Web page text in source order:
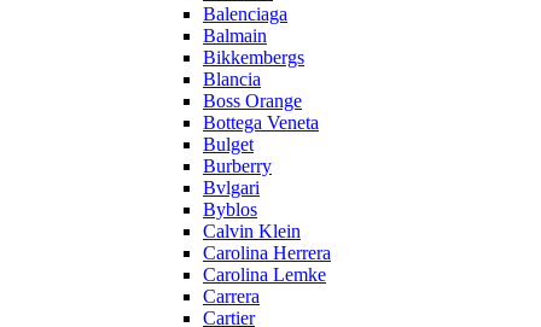
Balenciaga
Balmain
Bikkembergs
Blancia
Boss Orange
Bottega Veneta
Bulget
Burberry
Bvlgari
Byblos
Calvin Klein
Carolina Herrera
Carolina Lemke
Carrera
Cartier